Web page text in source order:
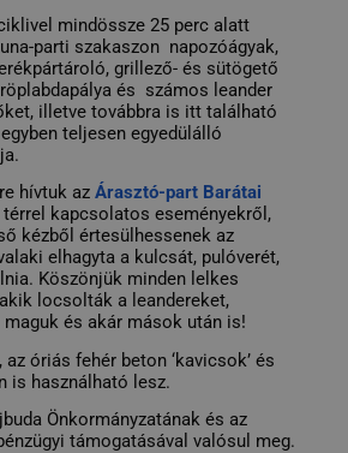
mindössze 25 perc alatt
parti szakaszon  napozóágyak,
grillező- és sütögető
és  számos leander
illetve továbbra is itt található
teljesen egyedülálló
hívtuk az Árasztó-part Barátai
kapcsolatos eseményekről,
kézből értesülhessenek az
elhagyta a kulcsát, pulóverét,
Köszönjük minden lelkes
locsolták a leandereket,
és akár mások után is!
óriás fehér beton ‘kavicsok’ és
is használható lesz.
Önkormányzatának és az
támogatásával valósul meg.